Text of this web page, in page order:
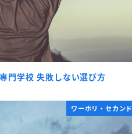
門学校 失敗しない選び方
ワーホリ・セカンド